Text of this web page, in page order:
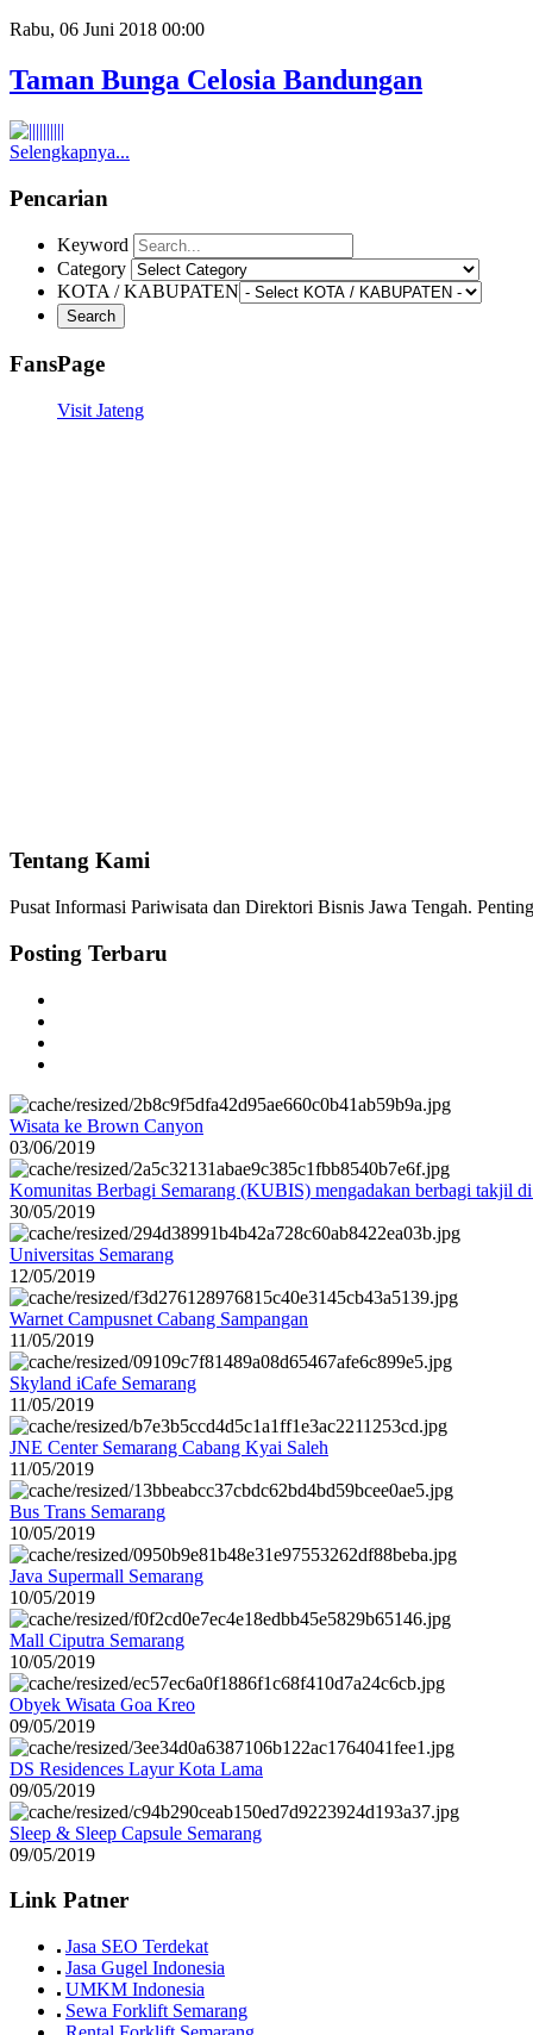
Rabu, 06 Juni 2018 00:00
Taman Bunga Celosia Bandungan
Selengkapnya...
Pencarian
Keyword
Category
KOTA / KABUPATEN
FansPage
Visit Jateng
Tentang Kami
Pusat Informasi Pariwisata dan Direktori Bisnis Jawa Tengah.
Posting Terbaru
Wisata ke Brown Canyon
03/06/2019
Komunitas Berbagi Semarang (KUBIS) mengadakan berbagi takjil
30/05/2019
Universitas Semarang
12/05/2019
Warnet Campusnet Cabang Sampangan
11/05/2019
Skyland iCafe Semarang
11/05/2019
JNE Center Semarang Cabang Kyai Saleh
11/05/2019
Bus Trans Semarang
10/05/2019
Java Supermall Semarang
10/05/2019
Mall Ciputra Semarang
10/05/2019
Obyek Wisata Goa Kreo
09/05/2019
DS Residences Layur Kota Lama
09/05/2019
Sleep & Sleep Capsule Semarang
09/05/2019
Link Patner
Jasa SEO Terdekat
Jasa Gugel Indonesia
UMKM Indonesia
Sewa Forklift Semarang